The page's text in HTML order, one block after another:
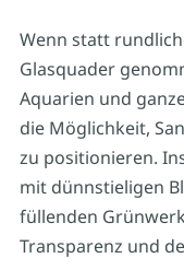
Wenn statt
Glasquader
Aquarien und
die Möglichkeit,
zu positionieren.
mit dünnstieligen
füllenden
Transparenz und